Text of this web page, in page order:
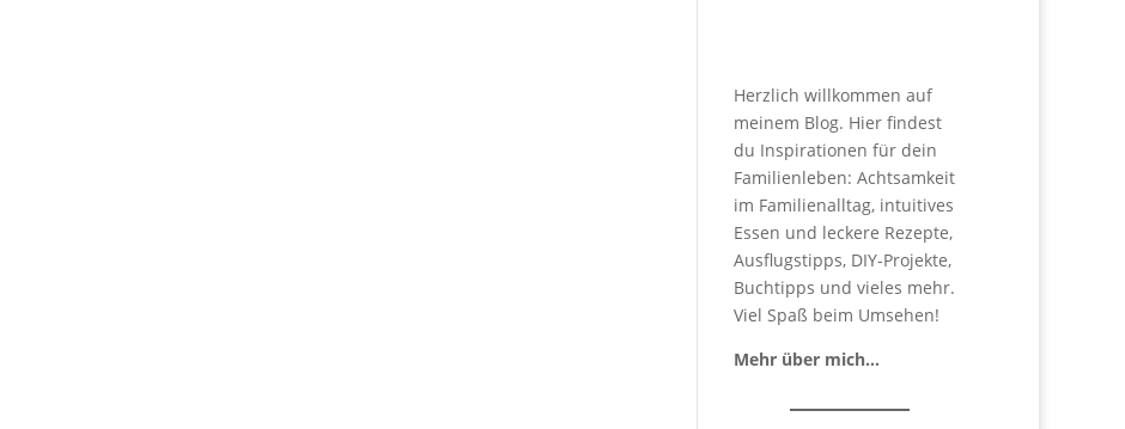
Herzlich willkommen auf
meinem Blog. Hier findest
du Inspirationen für dein
Familienleben: Achtsamkeit
im Familienalltag, intuitives
Essen und leckere Rezepte,
Ausflugstipps, DIY-Projekte,
Buchtipps und vieles mehr.
Viel Spaß beim Umsehen!
Mehr über mich…